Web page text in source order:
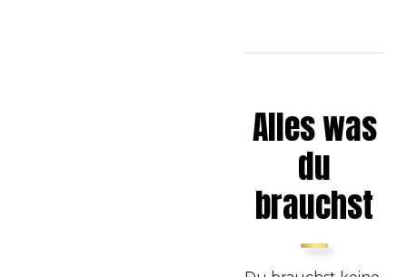
Alles was
du
brauchst